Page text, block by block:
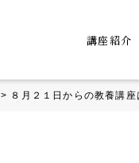
講座紹介
> ８月２１日からの教養講座